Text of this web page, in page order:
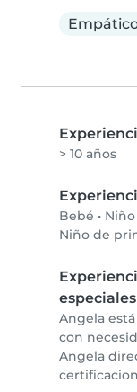
> 10 años
Bebé •
Niño de
especiales
Angela
con
Angela